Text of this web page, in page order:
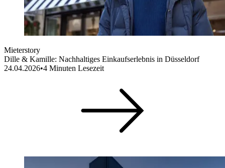
Mieterstory
Dille & Kamille: Nachhaltiges Einkaufserlebnis in Düsseldorf
24.04.2026•4 Minuten Lesezeit